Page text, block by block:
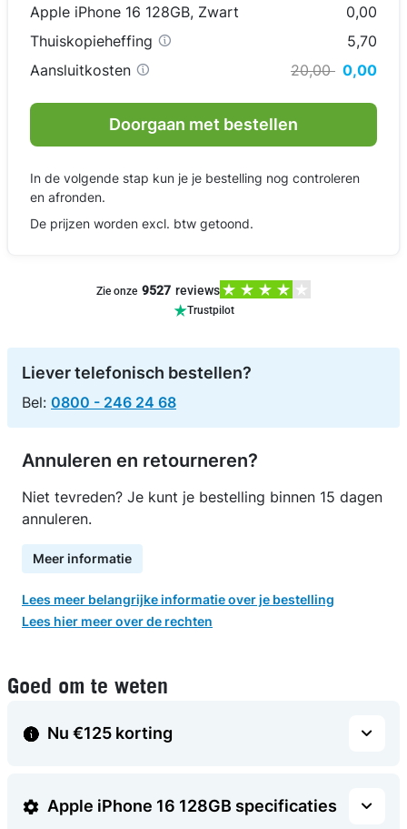
Apple iPhone 16 128GB, Zwart
0,00
Thuiskopieheffing
5,70
Aansluitkosten
20,00 0,00
Doorgaan met bestellen
In de volgende stap kun je je bestelling nog controleren
en afronden.
De prijzen worden excl. btw getoond.
Zie onze 9527 reviews
Trustpilot
Liever telefonisch bestellen?
Bel: 0800 - 246 24 68
Annuleren en retourneren?
Niet tevreden? Je kunt je bestelling binnen 15 dagen
annuleren.
Meer informatie
Lees meer belangrijke informatie over je bestelling
Lees hier meer over de rechten
Goed om te weten
Nu €125 korting
Apple iPhone 16 128GB specificaties